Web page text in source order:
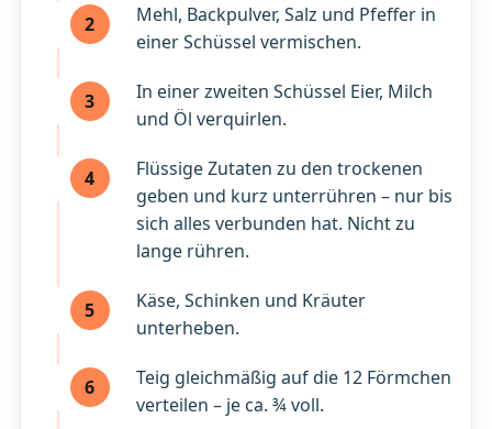
2
Mehl, Backpulver, Salz und Pfeffer in
einer Schüssel vermischen.
3
In einer zweiten Schüssel Eier, Milch
und Öl verquirlen.
4
Flüssige Zutaten zu den trockenen
geben und kurz unterrühren – nur bis
sich alles verbunden hat. Nicht zu
lange rühren.
5
Käse, Schinken und Kräuter
unterheben.
6
Teig gleichmäßig auf die 12 Förmchen
verteilen – je ca. ¾ voll.